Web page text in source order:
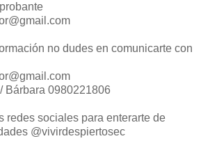
no dudes en comunicarte con
Bárbara 0980221806
redes sociales para enterarte de
@vivirdespiertosec